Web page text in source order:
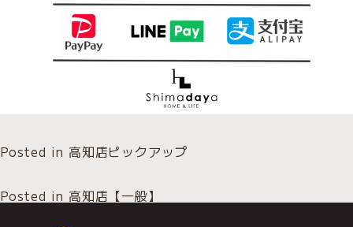
Posted in 高知店ピックアップ
Posted in 高知店【一般】